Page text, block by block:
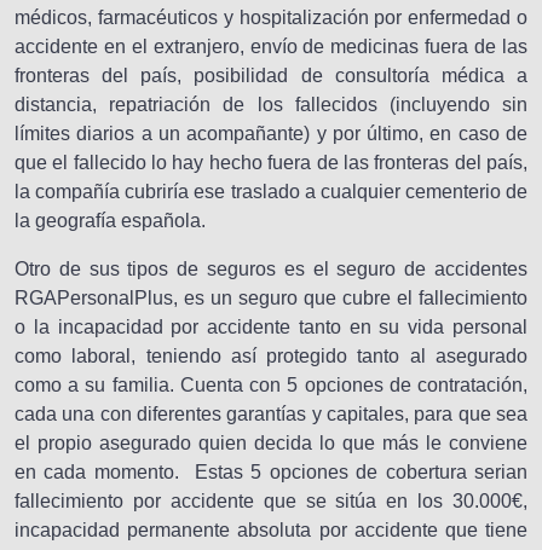
médicos, farmacéuticos y hospitalización por enfermedad o
accidente en el extranjero, envío de medicinas fuera de las
fronteras del país, posibilidad de consultoría médica a
distancia, repatriación de los fallecidos (incluyendo sin
límites diarios a un acompañante) y por último, en caso de
que el fallecido lo hay hecho fuera de las fronteras del país,
la compañía cubriría ese traslado a cualquier cementerio de
la geografía española.
Otro de sus tipos de seguros es el seguro de accidentes
RGAPersonalPlus, es un seguro que cubre el fallecimiento
o la incapacidad por accidente tanto en su vida personal
como laboral, teniendo así protegido tanto al asegurado
como a su familia. Cuenta con 5 opciones de contratación,
cada una con diferentes garantías y capitales, para que sea
el propio asegurado quien decida lo que más le conviene
en cada momento. Estas 5 opciones de cobertura serian
fallecimiento por accidente que se sitúa en los 30.000€,
incapacidad permanente absoluta por accidente que tiene